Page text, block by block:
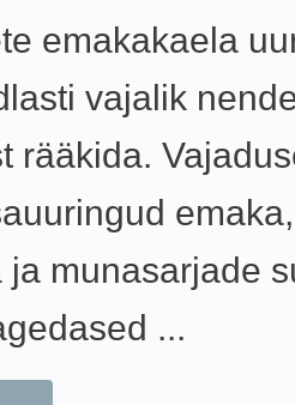
emakakaela
vajalik
rääkida.
ja munasarjade
...